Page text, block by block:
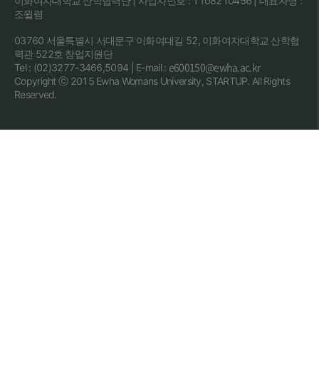
조윌렴
03760 서울특별시 서대문구 이화여대길 52, 이화여자대학교 산학협
력관 522호 창업지원단
Tel : (02)3277-3466,5094 | E-mail : e600150@ewha.ac.kr
Copyright ⓒ 2015 Ewha Womans University, STARTUP. All Rights
Reserved.